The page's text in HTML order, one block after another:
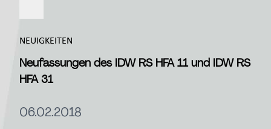
NEUIGKEITEN
Neufassungen des IDW RS HFA 11 und IDW RS
HFA 31
06.02.2018